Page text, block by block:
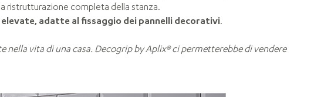
ristrutturazione completa della stanza.
adatte al fissaggio dei pannelli decorativi.
nella vita di una casa. Decogrip by Aplix®ci permetterebbe di vendere